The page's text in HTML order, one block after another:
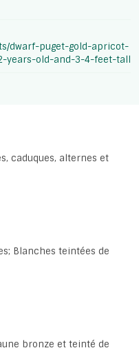
dwarf-puget-gold-apricot-
years-old-and-3-4-feet-tall
caduques, alternes et
Blanches teintées de
bronze et teinté de